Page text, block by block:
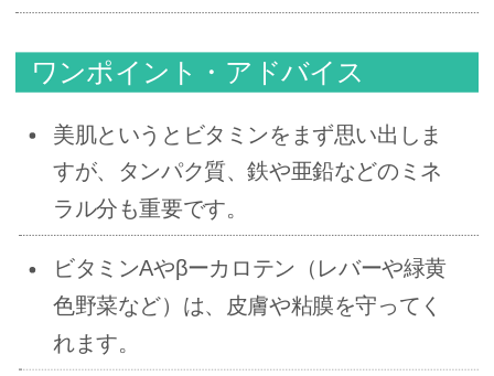
ワンポイント・アドバイス
美肌というとビタミンをまず思い出しま
すが、タンパク質、鉄や亜鉛などのミネ
ラル分も重要です。
ビタミンAやβーカロテン（レバーや緑黄
色野菜など）は、皮膚や粘膜を守ってく
れます。